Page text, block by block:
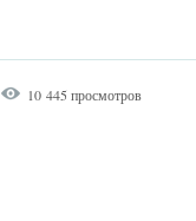
10 445 просмотров